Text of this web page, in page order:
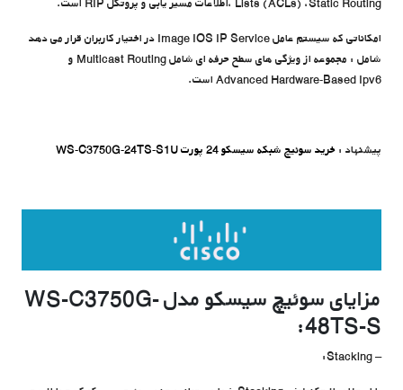
امکاناتی که سیستم عامل Image IOS IP Service در اختیار کاربران قرار می دهد
شامل : مجموعه از ویژگی های سطح حرفه ای شامل Multicast Routing و
Advanced Hardware-Based Ipv6 است.
پیشنهاد : خرید سوئیچ شبکه سیسکو 24 پورت WS-C3750G-24TS-S1U
مزایای سوئیچ سیسکو مدل WS-C3750G-
48TS-S:
–